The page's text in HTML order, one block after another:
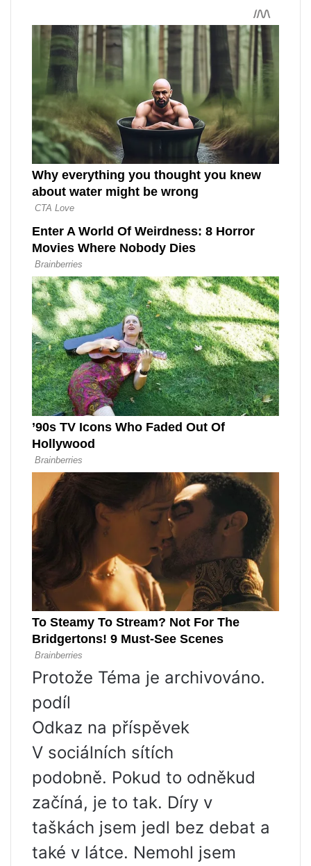
Protože Téma je archivováno.
podíl
Odkaz na příspěvek
V sociálních sítích
podobně. Pokud to odněkud
začíná, je to tak. Díry v
taškách jsem jedl bez debat a
také v látce. Nemohl jsem